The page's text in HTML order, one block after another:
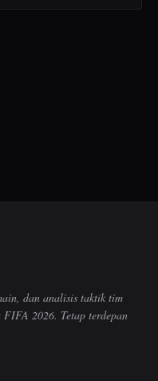
dan analisis taktik tim
2026. Tetap terdepan